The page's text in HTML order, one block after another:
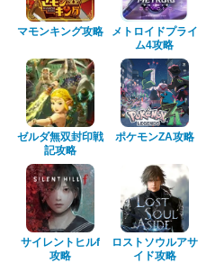
マモンキング攻略
メトロイドプライ
ム4攻略
ゼルダ無双封印戦
記攻略
ポケモンZA攻略
サイレントヒルf
攻略
ロストソウルアサ
イド攻略